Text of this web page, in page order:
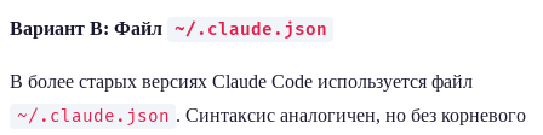
Вариант B: Файл ~/.claude.json
В более старых версиях Claude Code используется файл
~/.claude.json . Синтаксис аналогичен, но без корневого